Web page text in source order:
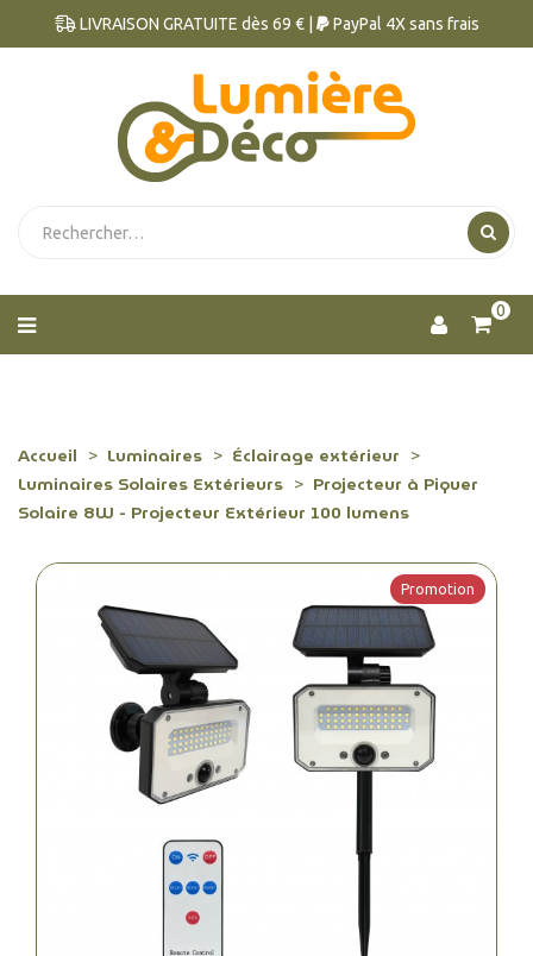
LIVRAISON GRATUITE dès 69 € | PayPal 4X sans frais
0
Accueil Luminaires
Éclairage extérieur
Luminaires Solaires Extérieurs
Projecteur à Piquer
Solaire 8W - Projecteur Extérieur 100 lumens
Promotion